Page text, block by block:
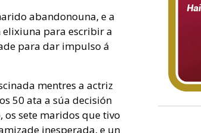
abandonouna, e a
elixiuna para escribir a
para dar impulso á
mentres a actriz
50 ata a súa decisión
os sete maridos que tivo
inesperada, e un